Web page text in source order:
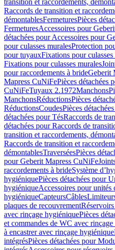
transition et raccordements,
Raccords de transition et
démontablesFermeturesPièces
FermeturesAccessoires pour
détachées pour Accessoires pour
pour culasses muralesProtection
pour tuyauxFixations pour culasses
Fixations pour culasses murales
pour raccordements à brideGeberit
Mapress CuNiFePièces détachées
CuNiFeTuyaux 2.1972Manchons
ManchonsRéductionsPièces
RéductionsCoudesPièces
détachées pour TésRaccords de
détachées pour Raccords de
transition et raccordements,
Raccords de transition et
démontablesTraverséesPièces
pour Geberit Mapress CuNiFe
raccordements à brideSystème
hygiéniquePièces détachées pour
hygiéniqueAccessoires pour unités
hygiéniqueCapteursCâbles
plaques de recouvrement
avec rinçage hygiéniquePièces
et commandes de WC avec
à encastrer avec rinçage hygiénique
intégrésPièces détachées pour